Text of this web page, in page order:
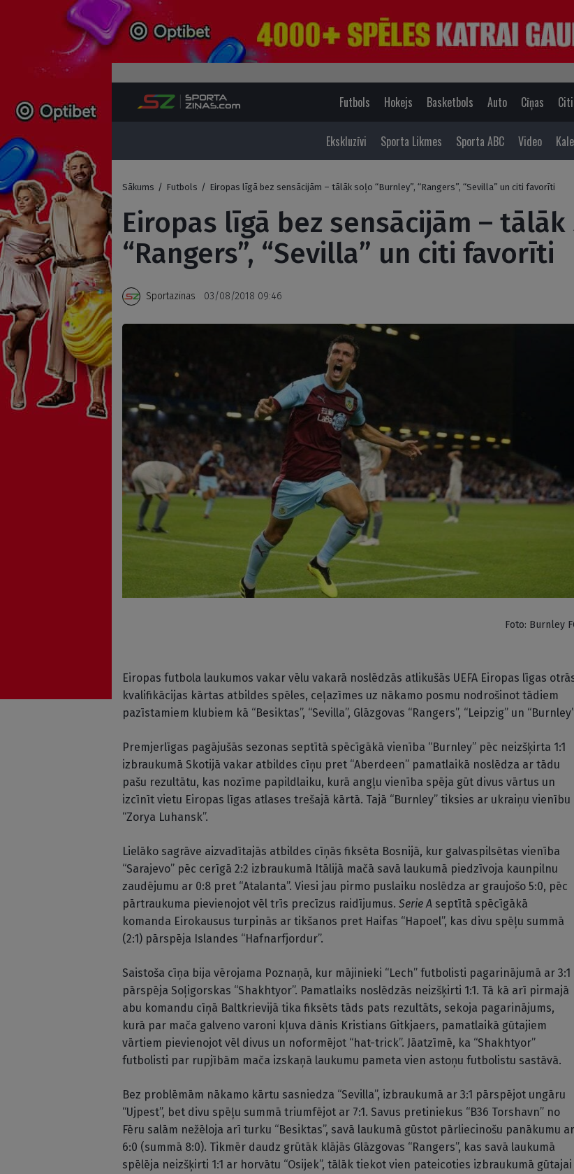
Futbols Hokejs Basketbols Auto Cīņas Citi
Ekskluzīvi Sporta Likmes Sporta ABC Video
Sākums / Futbols / Eiropas līgā bez sensācijām – tālāk soļo “Burnley”, “Rangers”, “Sevilla” un citi favorīti
Eiropas līgā bez sensācijām – tālāk
“Rangers”, “Sevilla” un citi favorīti
Sportazinas 03/08/2018 09:46
Foto: Burnley
Eiropas futbola laukumos vakar vēlu vakarā noslēdzās atlikušās UEFA Eiropas līgas
kvalifikācijas kārtas atbildes spēles, ceļazīmes uz nākamo posmu nodrošinot tādiem
pazīstamiem klubiem kā “Besiktas”, “Sevilla”, Glāzgovas “Rangers”, “Leipzig” un
Premjerlīgas pagājušās sezonas septītā spēcīgākā vienība “Burnley” pēc neizšķirta 1:1
izbraukumā Skotijā vakar atbildes cīņu pret “Aberdeen” pamatlaikā noslēdza ar tādu
pašu rezultātu, kas nozīme papildlaiku, kurā angļu vienība spēja gūt divus vārtus un
izcīnīt vietu Eiropas līgas atlases trešajā kārtā. Tajā “Burnley” tiksies ar ukraiņu vienību
“Zorya Luhansk”.
Lielāko sagrāve aizvadītajās atbildes cīņās fiksēta Bosnijā, kur galvaspilsētas vienība
“Sarajevo” pēc cerīgā 2:2 izbraukumā Itālijā mačā savā laukumā piedzīvoja kaunpilnu
zaudējumu ar 0:8 pret “Atalanta”. Viesi jau pirmo puslaiku noslēdza ar graujošo 5:0, pēc
pārtraukuma pievienojot vēl trīs precīzus raidījumus. Serie A septītā spēcīgākā
komanda Eirokausus turpinās ar tikšanos pret Haifas “Hapoel”, kas divu spēļu summā
(2:1) pārspēja Islandes “Hafnarfjordur”.
Saistoša cīņa bija vērojama Poznaņā, kur mājinieki “Lech” futbolisti pagarinājumā ar 3:1
pārspēja Soļigorskas “Shakhtyor”. Pamatlaiks noslēdzās neizšķirti 1:1. Tā kā arī pirmajā
abu komandu cīņā Baltkrievijā tika fiksēts tāds pats rezultāts, sekoja pagarinājums,
kurā par mača galveno varoni kļuva dānis Kristians Gitkjaers, pamatlaikā gūtajiem
vārtiem pievienojot vēl divus un noformējot “hat-trick”. Jāatzīmē, ka “Shakhtyor”
futbolisti par rupjībām mača izskaņā laukumu pameta vien astoņu futbolistu sastāvā.
Bez problēmām nākamo kārtu sasniedza “Sevilla”, izbraukumā ar 3:1 pārspējot ungāru
“Ujpest”, bet divu spēļu summā triumfējot ar 7:1. Savus pretiniekus “B36 Torshavn” no
Fēru salām nežēloja arī turku “Besiktas”, savā laukumā gūstot pārliecinošu panākumu ar
6:0 (summā 8:0). Tikmēr daudz grūtāk klājās Glāzgovas “Rangers”, kas savā laukumā
spēlēja neizšķirti 1:1 ar horvātu “Osijek”, tālāk tiekot vien pateicoties izbraukumā gūtajai